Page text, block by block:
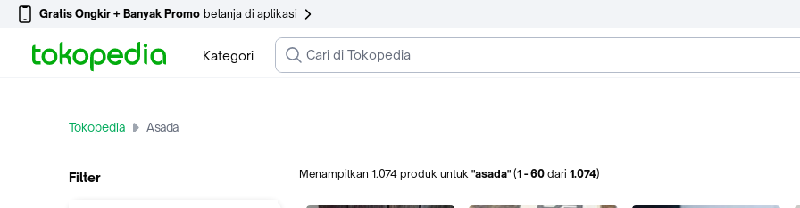
Gratis Ongkir + Banyak Promo belanja di aplikasi
Kategori
Tokopedia Asada
Filter Menampilkan 1.074 produk untuk "asada" (1 -60 dari 1.074)